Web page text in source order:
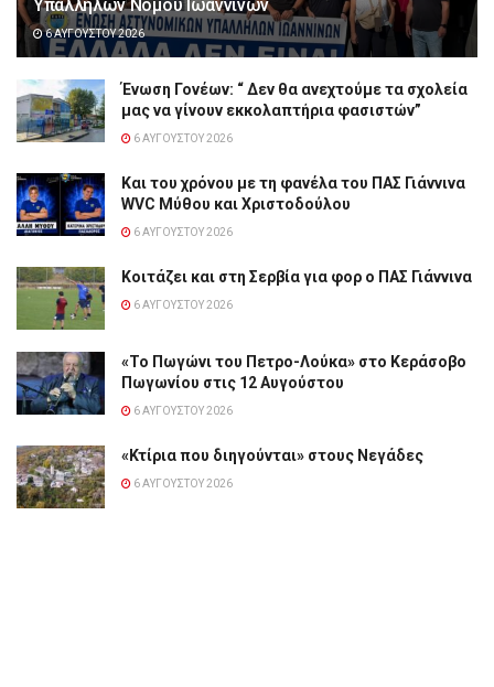
Υπαλλήλων Νομού Ιωαννίνων
6 ΑΥΓΟΎΣΤΟΥ 2026
Ένωση Γονέων: “ Δεν θα ανεχτούμε τα σχολεία
μας να γίνουν εκκολαπτήρια φασιστών”
6 ΑΥΓΟΎΣΤΟΥ 2026
Και του χρόνου με τη φανέλα του ΠΑΣ Γιάννινα
WVC Μύθου και Χριστοδούλου
6 ΑΥΓΟΎΣΤΟΥ 2026
Κοιτάζει και στη Σερβία για φορ ο ΠΑΣ Γιάννινα
6 ΑΥΓΟΎΣΤΟΥ 2026
«Το Πωγώνι του Πετρο-Λούκα» στο Κεράσοβο
Πωγωνίου στις 12 Αυγούστου
6 ΑΥΓΟΎΣΤΟΥ 2026
«Κτίρια που διηγούνται» στους Νεγάδες
6 ΑΥΓΟΎΣΤΟΥ 2026